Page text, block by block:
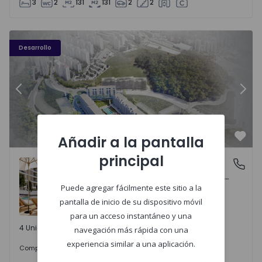
3 2 131 131 2 2
Desarrollo
Élou - 10
Anterior
Santo António dos Cavaleiros e Frielas, Lisboa
ÉLOU
Santo António dos Cavaleiros e Frielas, Lisboa
4 Unidades disponibles
Comprar desde 425.000 €
Añadir a la pantalla
principal
Puede agregar fácilmente este sitio a la
pantalla de inicio de su dispositivo móvil
para un acceso instantáneo y una
navegación más rápida con una
experiencia similar a una aplicación.